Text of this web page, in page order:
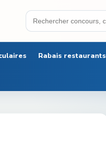
Rabais restaurants